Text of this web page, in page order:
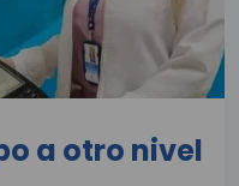
a otro nivel